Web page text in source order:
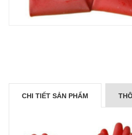
CHI TIẾT SẢN PHẨM